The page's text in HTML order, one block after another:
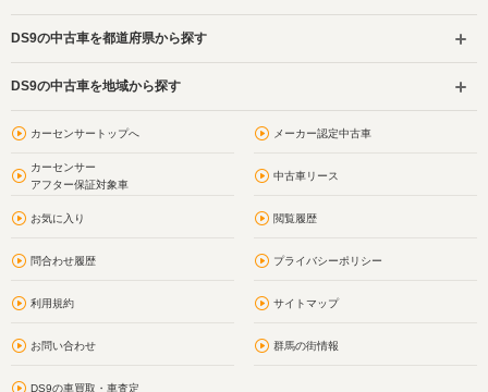
DS9の中古車を都道府県から探す
DS9の中古車を地域から探す
カーセンサートップへ メーカー認定中古車
カーセンサー
アフター保証対象車
中古車リース
お気に入り 閲覧履歴
問合わせ履歴 プライバシーポリシー
利用規約 サイトマップ
お問い合わせ 群馬の街情報
DS9の車買取・車査定